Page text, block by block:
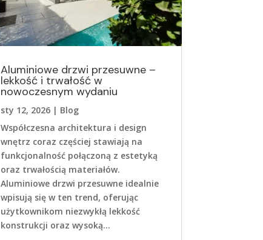
Aluminiowe drzwi przesuwne –
lekkość i trwałość w
nowoczesnym wydaniu
sty 12, 2026| Blog
Współczesna architektura i design
wnętrz coraz częściej stawiają na
funkcjonalność połączoną z estetyką
oraz trwałością materiałów.
Aluminiowe drzwi przesuwne idealnie
wpisują się w ten trend, oferując
użytkownikom niezwykłą lekkość
konstrukcji oraz wysoką...